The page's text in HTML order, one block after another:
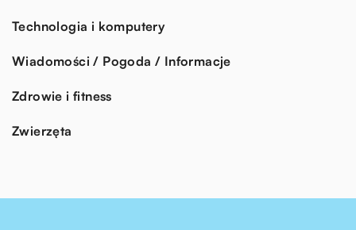
Technologia i komputery
Wiadomości / Pogoda / Informacje
Zdrowie i fitness
Zwierzęta